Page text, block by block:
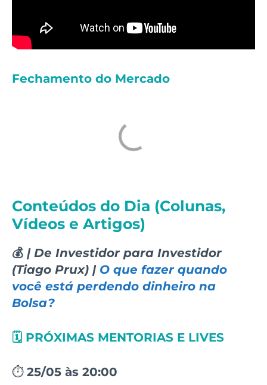
Fechamento do Mercado
Conteúdos do Dia (Colunas,
Vídeos e Artigos)
💰 | De Investidor para Investidor
(Tiago Prux) | O que fazer quando
você está perdendo dinheiro na
Bolsa?
🗓️ PRÓXIMAS MENTORIAS E LIVES
⏱️ 25/05 às 20:00